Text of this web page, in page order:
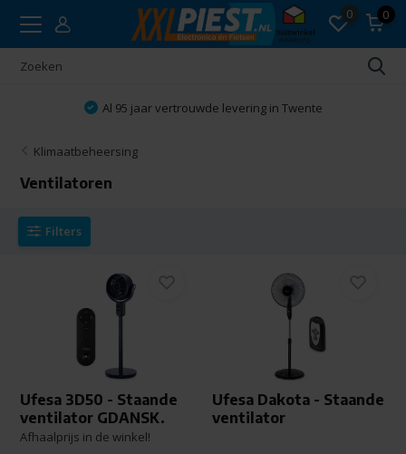
0 0
Vakkundig advies
Klimaatbeheersing
Ventilatoren
Filters
Ufesa 3D50 - Staande
ventilator GDANSK.
Afhaalprijs in de winkel!
Ufesa Dakota - Staande
ventilator